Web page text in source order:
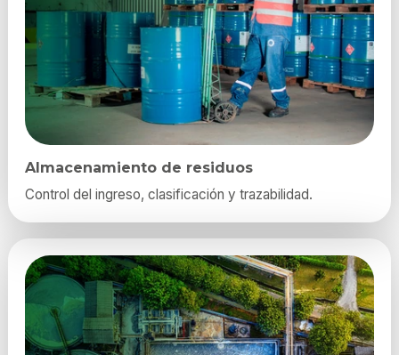
Almacenamiento de residuos
Control del ingreso, clasificación y trazabilidad.